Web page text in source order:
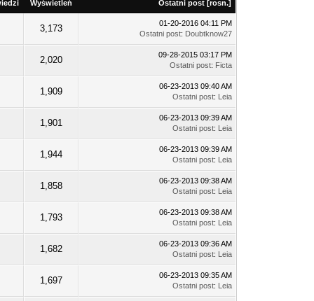
Wyświetleń Ostatni post [rosn.]
3,173
01-20-2016 04:11 PM
Ostatni post: Doubtknow27
2,020
09-28-2015 03:17 PM
Ostatni post: Ficta
1,909
06-23-2013 09:40 AM
Ostatni post: Leia
1,901
06-23-2013 09:39 AM
Ostatni post: Leia
1,944
06-23-2013 09:39 AM
Ostatni post: Leia
1,858
06-23-2013 09:38 AM
Ostatni post: Leia
1,793
06-23-2013 09:38 AM
Ostatni post: Leia
1,682
06-23-2013 09:36 AM
Ostatni post: Leia
1,697
06-23-2013 09:35 AM
Ostatni post: Leia